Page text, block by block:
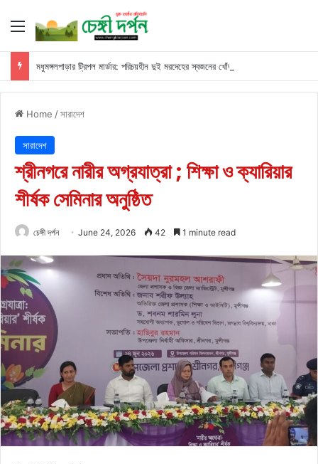
Menu
মধুমঙ্গলপাড়ার ট্রিপল মার্ডার: পরিচয়হীন দুই মরদেহের স্বজনের খোঁজ পুলিশের
Home /সারাদেশ
সারাদেশ
শ্রীনগরে নারীর অগ্রযাত্রা ; শিক্ষা ও ক্যারিয়ার
শীর্ষক সেমিনার অনুষ্ঠিত
চেঙ্গী দর্পন June 24, 2026 42 1 minute read